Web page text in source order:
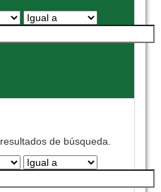
de búsqueda.